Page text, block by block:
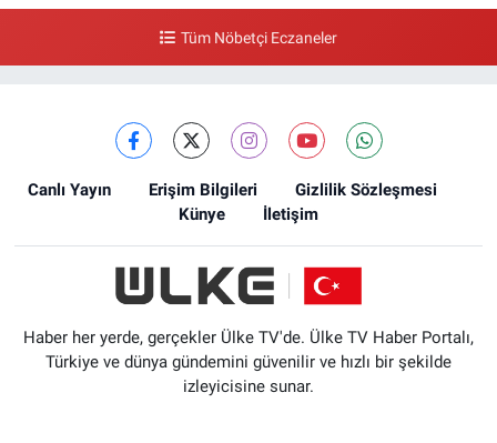
Tüm Nöbetçi Eczaneler
Canlı Yayın Erişim Bilgileri
Gizlilik Sözleşmesi
Künye
İletişim
Haber her yerde, gerçekler Ülke TV'de. Ülke TV Haber Portalı,
Türkiye ve dünya gündemini güvenilir ve hızlı bir şekilde
izleyicisine sunar.